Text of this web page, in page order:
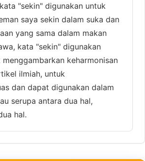
"sekin" digunakan untuk
saya sekin dalam suka dan
yang sama dalam makan
kata "sekin" digunakan
keharmonisan
ilmiah, untuk
dan dapat digunakan dalam
serupa antara dua hal,
hal.